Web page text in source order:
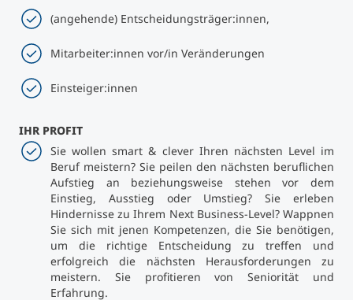
Technische Weiterbildung
Executive Education Finder
(angehende) Entscheidungsträger:innen,
Mitarbeiter:innen vor/in Veränderungen
Einsteiger:innen
IHR PROFIT
Sie wollen smart & clever Ihren nächsten Level im
Beruf meistern? Sie peilen den nächsten beruflichen
Aufstieg an beziehungsweise stehen vor dem
Einstieg, Ausstieg oder Umstieg? Sie erleben
Hindernisse zu Ihrem Next Business-Level? Wappnen
Sie sich mit jenen Kompetenzen, die Sie benötigen,
um die richtige Entscheidung zu treffen und
erfolgreich die nächsten Herausforderungen zu
meistern. Sie profitieren von Seniorität und
Erfahrung.